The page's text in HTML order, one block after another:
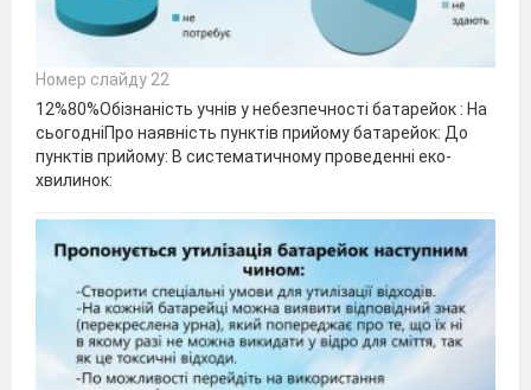
Номер слайду 22
12%80%Обізнаність учнів у небезпечності батарейок : На
сьогодніПро наявність пунктів прийому батарейок: До
пунктів прийому: В систематичному проведенні еко-
хвилинок: